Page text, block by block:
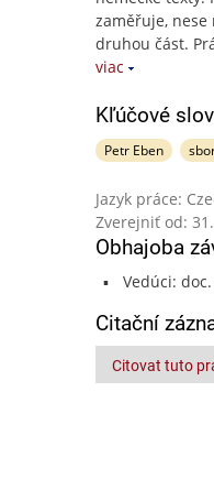
zaměřuje, nese
druhou část.
viac
Kľúčové
Petr Eben
Jazyk práce:
Zverejniť od:
Obhajoba
Vedúci:
Citační
Citovat tuto